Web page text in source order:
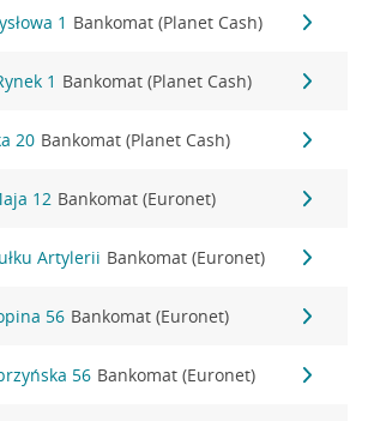
1 Bankomat (Planet Cash)
1 Bankomat (Planet Cash)
20 Bankomat (Planet Cash)
12 Bankomat (Euronet)
Artylerii Bankomat (Euronet)
56 Bankomat (Euronet)
56 Bankomat (Euronet)